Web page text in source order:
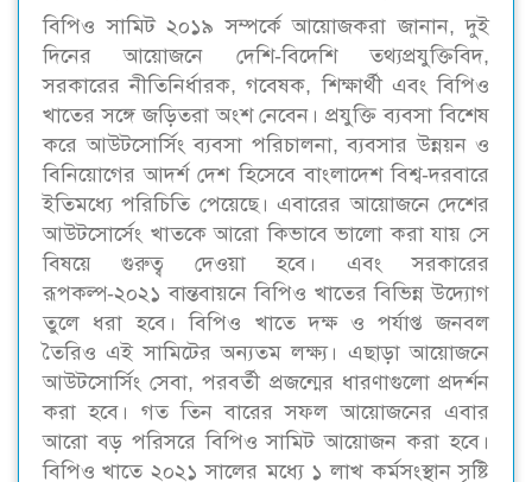
বিপিও সামিট ২০১৯ সম্পর্কে আয়োজকরা জানান, দুই
দিনের আয়োজনে দেশি-বিদেশি তথ্যপ্রযুক্তিবিদ,
সরকারের নীতিনির্ধারক, গবেষক, শিক্ষার্থী এবং বিপিও
খাতের সঙ্গে জড়িতরা অংশ নেবেন। প্রযুক্তি ব্যবসা বিশেষ
করে আউটসোর্সিং ব্যবসা পরিচালনা, ব্যবসার উন্নয়ন ও
বিনিয়োগের আদর্শ দেশ হিসেবে বাংলাদেশ বিশ্ব-দরবারে
ইতিমধ্যে পরিচিতি পেয়েছে। এবারের আয়োজনে দেশের
আউটসোর্সেং খাতকে আরো কিভাবে ভালো করা যায় সে
বিষয়ে গুরুত্ব দেওয়া হবে। এবং সরকারের
রূপকল্প-২০২১ বান্তবায়নে বিপিও খাতের বিভিন্ন উদ্যোগ
তুলে ধরা হবে। বিপিও খাতে দক্ষ ও পর্যাপ্ত জনবল
তৈরিও এই সামিটের অন্যতম লক্ষ্য। এছাড়া আয়োজনে
আউটসোর্সিং সেবা, পরবর্তী প্রজন্মের ধারণাগুলো প্রদর্শন
করা হবে। গত তিন বারের সফল আয়োজনের এবার
আরো বড় পরিসরে বিপিও সামিট আয়োজন করা হবে।
বিপিও খাতে ২০২১ সালের মধ্যে ১ লাখ কর্মসংস্থান সৃষ্টি